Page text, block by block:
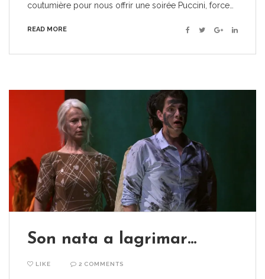
coutumière pour nous offrir une soirée Puccini, force…
READ MORE Facebook
TwitterGoogle+Linkedin
Son nata a lagrimar…
LIKE 2 COMMENTS